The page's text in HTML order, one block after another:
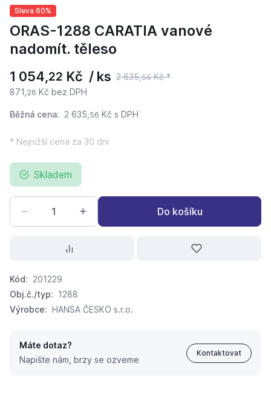
Sleva 60%
ORAS-1288 CARATIA vanové
nadomít. těleso
1 054,22 Kč / ks 2 635,56Kč *
871, 26 Kč bez DPH
Běžná cena: 2 635, 56 Kč s DPH
* Nejnižší cena za 30 dní
Skladem
Do košíku
Kód: 201229
Obj.č./typ: 1288
Výrobce: HANSA ČESKO s.r.o.
Máte dotaz?
Napište nám, brzy se ozveme
Kontaktovat